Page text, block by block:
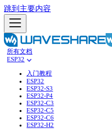
跳到主要内容
所有文档
ESP32
入门教程
ESP32
ESP32-S3
ESP32-P4
ESP32-C3
ESP32-C5
ESP32-C6
ESP32-H2